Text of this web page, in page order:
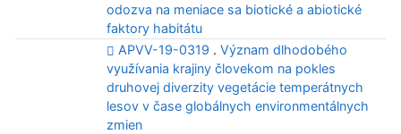
odozva na meniace sa biotické a abiotické
faktory habitátu
APVV-19-0319 . Význam dlhodobého
využívania krajiny človekom na pokles
druhovej diverzity vegetácie temperátnych
lesov v čase globálnych environmentálnych
zmien